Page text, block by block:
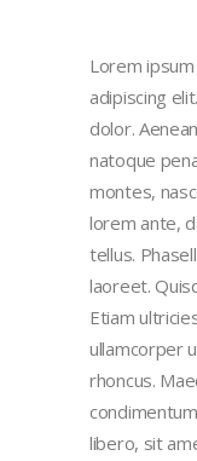
Lorem
adipiscing
dolor.
natoque
montes,
lorem ante,
tellus.
laoreet.
Etiam
ullamcorper
rhoncus.
libero, sit